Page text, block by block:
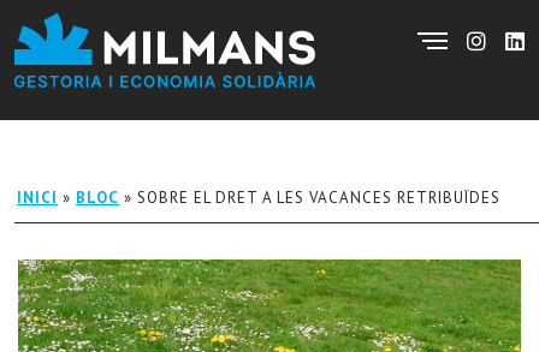
INICI » BLOC » SOBRE EL DRET A LES VACANCES RETRIBUÏDES